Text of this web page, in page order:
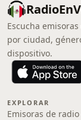
Escucha
por ciudad,
dispositivo.
EXPLORAR
Emisoras de radio